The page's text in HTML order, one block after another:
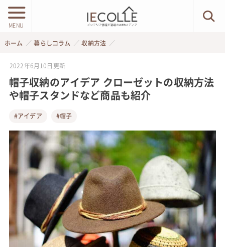
MENU
ホーム 暮らしコラム 収納方法
2022年6月10日 更新
帽子収納のアイデア クローゼットの収納方法
や帽子スタンドなど商品も紹介
#アイデア #帽子